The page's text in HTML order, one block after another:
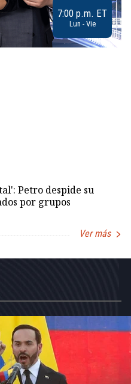
7:00 p.m. ET
Lun - Vie
Petro despide su
por grupos
Ver más